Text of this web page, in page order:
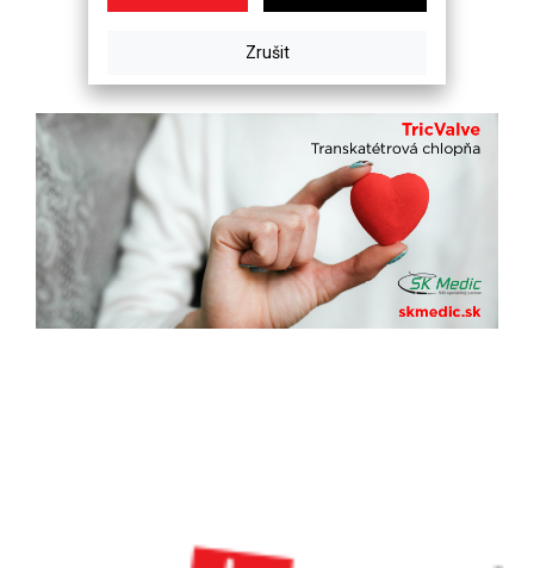
Previous